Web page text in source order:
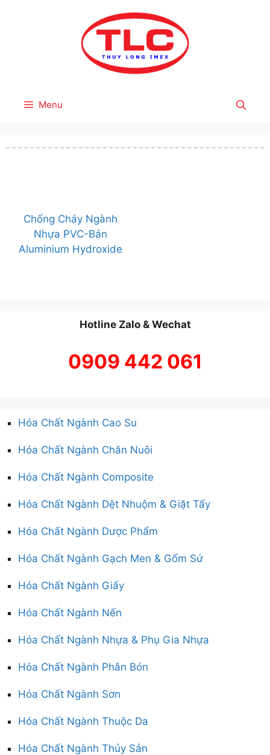
Menu
Chống Cháy Ngành
Nhựa PVC-Bán
Aluminium Hydroxide
Hotline Zalo & Wechat
0909 442 061
Hóa Chất Ngành Cao Su
Hóa Chất Ngành Chăn Nuôi
Hóa Chất Ngành Composite
Hóa Chất Ngành Dệt Nhuộm & Giặt Tẩy
Hóa Chất Ngành Dược Phẩm
Hóa Chất Ngành Gạch Men & Gốm Sứ
Hóa Chất Ngành Giấy
Hóa Chất Ngành Nến
Hóa Chất Ngành Nhựa & Phụ Gia Nhựa
Hóa Chất Ngành Phân Bón
Hóa Chất Ngành Sơn
Hóa Chất Ngành Thuộc Da
Hóa Chất Ngành Thủy Sản